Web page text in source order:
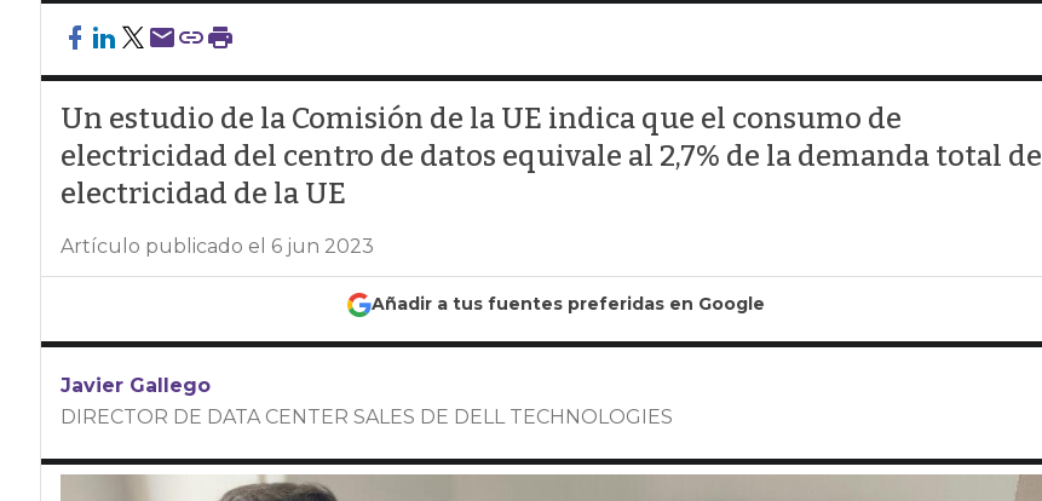
Un estudio de la Comisión de la UE indica que el consumo de
electricidad del centro de datos equivale al 2,7% de la demanda total de
electricidad de la UE
Artículo publicado el 6 jun 2023
Añadir a tus fuentes preferidas en Google
Javier Gallego
DIRECTOR DE DATA CENTER SALES DE DELL TECHNOLOGIES